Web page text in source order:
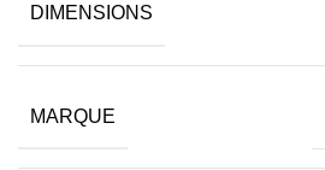
DIMENSIONS
MARQUE